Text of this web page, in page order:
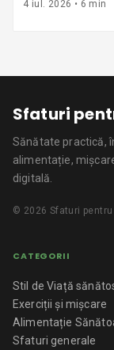
4 iul. 2026 • 6 min
Sfaturi
Sănătate practică,
alimentație,
digitală.
© 2026 Sfaturi
CATEGORII
Stil de Viață
Exerciții și mișcare
Alimentație
Sfaturi generale